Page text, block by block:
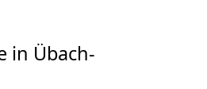
in Übach-